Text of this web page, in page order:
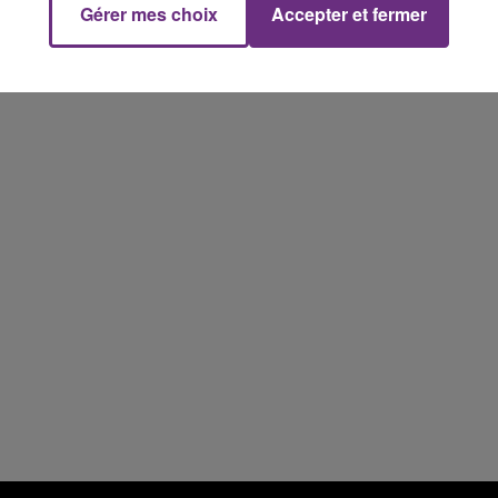
les conditions de...
14h00 - 15h00
Gérer mes choix Accepter et fermer